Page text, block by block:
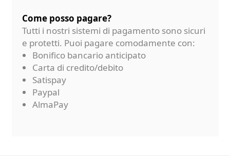
Come posso pagare?
Tutti i nostri sistemi di pagamento sono sicuri
e protetti. Puoi pagare comodamente con:
Bonifico bancario anticipato
Carta di credito/debito
Satispay
Paypal
AlmaPay